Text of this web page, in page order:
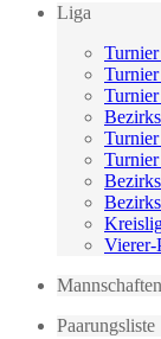
Liga
Turnier
Turnier
Vierer-
Mannschaften
Paarungsliste